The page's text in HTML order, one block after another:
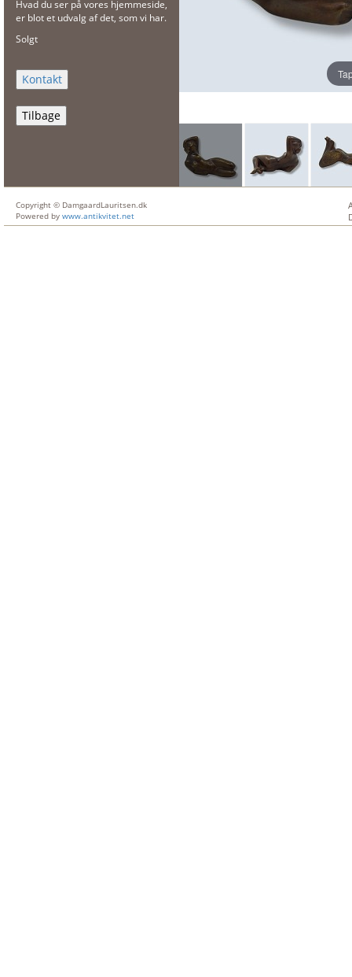
Hvad du ser på vores hjemmeside,
er blot et udvalg af det, som vi har.
Solgt
Tilbage
Copyright © DamgaardLauritsen.dk
Powered by www.antikvitet.net